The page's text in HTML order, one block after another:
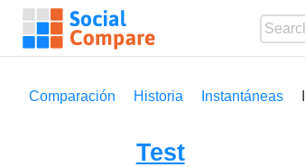
Comparación Historia Instantáneas
Test